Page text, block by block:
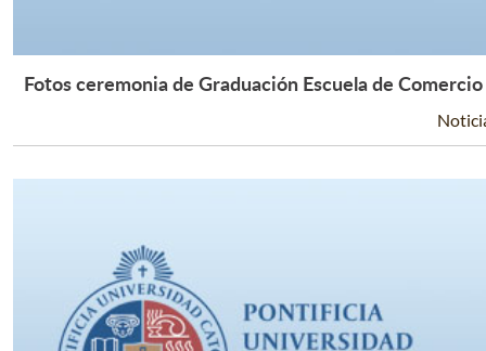
Leer Más +
Fotos ceremonia de Graduación Escuela de Comercio